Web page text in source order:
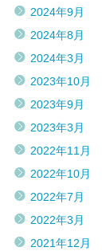
2024年9月
2024年8月
2024年3月
2023年10月
2023年9月
2023年3月
2022年11月
2022年10月
2022年7月
2022年3月
2021年12月